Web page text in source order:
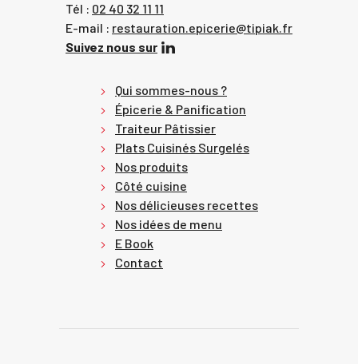
Tél : 02 40 32 11 11
E-mail : restauration.epicerie@tipiak.fr
Suivez nous sur
Qui sommes-nous ?
Épicerie & Panification
Traiteur Pâtissier
Plats Cuisinés Surgelés
Nos produits
Côté cuisine
Nos délicieuses recettes
Nos idées de menu
E Book
Contact